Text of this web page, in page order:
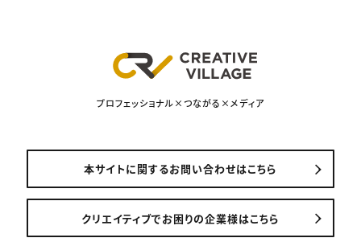
プロフェッショナル×つながる×メディア
本サイトに関するお問い合わせはこちら
クリエイティブでお困りの企業様はこちら